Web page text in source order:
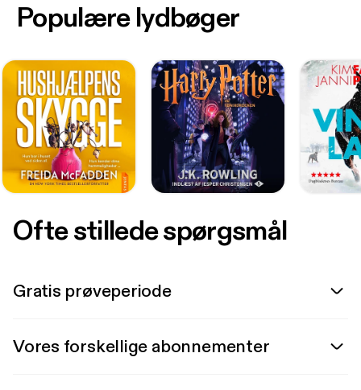
Populære lydbøger
Ofte stillede spørgsmål
Gratis prøveperiode
Vores forskellige abonnementer